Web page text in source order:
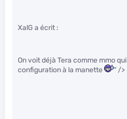
XalG a écrit :
On voit déjà Tera comme mmo
configuration à la manette
" />